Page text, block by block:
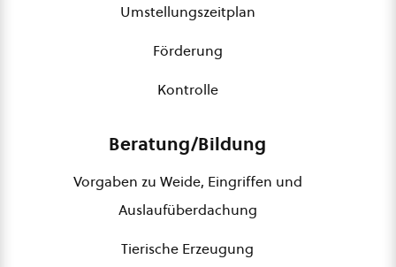
Umstellungszeitplan
Förderung
Kontrolle
Beratung/Bildung
Vorgaben zu Weide, Eingriffen und
Auslaufüberdachung
Tierische Erzeugung